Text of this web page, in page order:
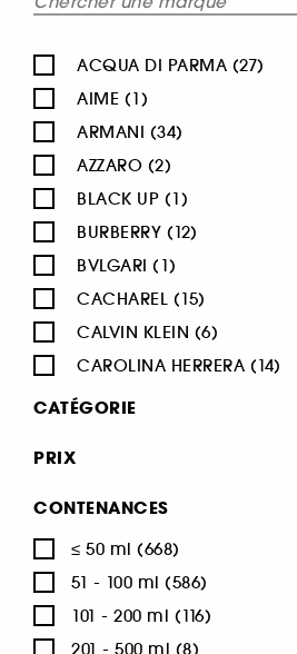
ACQUA DI PARMA (27)
AIME (1)
ARMANI (34)
AZZARO (2)
BLACK UP (1)
BURBERRY (12)
BVLGARI (1)
CACHAREL (15)
CALVIN KLEIN (6)
CAROLINA HERRERA (14)
CARTIER (4)
CHARLOTTE TILBURY (8)
CATÉGORIE
Parfum
Eau de toilette (252)
Parfum solide (11)
PRIX
CONTENANCES
≤ 50 ml (668)
51 - 100 ml (586)
101 - 200 ml (116)
201 - 500 ml (8)